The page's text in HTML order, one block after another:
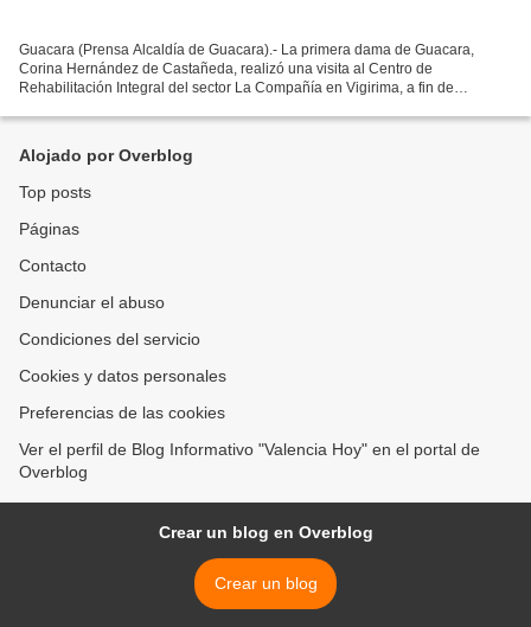
Guacara (Prensa Alcaldía de Guacara).- La primera dama de Guacara,
Corina Hernández de Castañeda, realizó una visita al Centro de
Rehabilitación Integral del sector La Compañía en Vigirima, a fin de
Alojado por Overblog
Top posts
Páginas
Contacto
Denunciar el abuso
Condiciones del servicio
Cookies y datos personales
Preferencias de las cookies
Ver el perfil de Blog Informativo "Valencia Hoy" en el portal de
Overblog
Crear un blog en Overblog
Crear un blog